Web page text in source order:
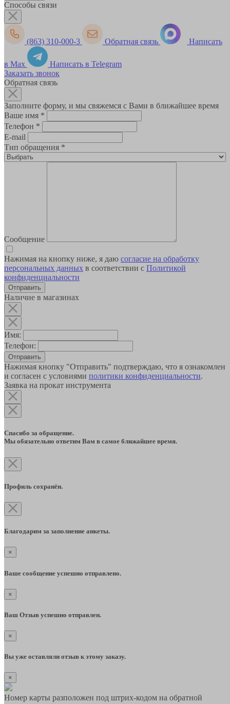
Способы связи
(863) 310-000-3 Обратная связь Написать
в Max
Написать в Telegram
Заказать звонок
Обратная связь
Заполните форму, и мы свяжемся с Вами в ближайшее время
Ваше имя *
Телефон *
E-mail
Тип обращения *
Сообщение
Нажимая на кнопку ниже, я даю согласие на обработку
персональных данных в соответствии с Политикой
конфиденциальности
Наличие в магазинах
Имя:
Телефон:
Отправить
Нажимая кнопку "Отправить" подтверждаю, что я ознакомлен
и согласен с условиями политики конфиденциальности.
Заявка на прокат инструмента
Спасибо за обращение.
Мы обязательно ответим Вам в самое ближайшее время.
Профиль сохранён.
Благодарим за заполнение анкеты.
×
Ваше сообщение успешно отправлено.
×
Ваш Отзыв успешно отправлен.
×
Вы уже оставляли отзыв к этому заказу.
×
Номер карты разположен под штрих-кодом на обратной